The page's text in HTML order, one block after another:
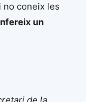
no coneix les
un